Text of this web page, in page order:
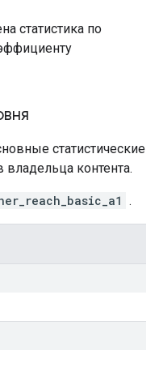
​​статистика по
статистические
контента.
.